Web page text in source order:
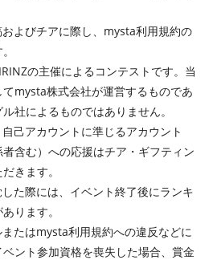
よびチアに際し、mysta利用規約の
の主催によるコンテストです。当
mysta株式会社が運営するものであ
社によるものではありません。
己アカウントに準じるアカウント
者含む）への応援はチア・ギフティン
きます。
た際には、イベント終了後にランキ
ります。
たはmysta利用規約への違反などに
ント参加資格を喪失した場合、賞金